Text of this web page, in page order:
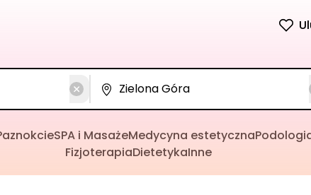
SPA i MasażeMedycyna estetyczna
FizjoterapiaDietetykaInne